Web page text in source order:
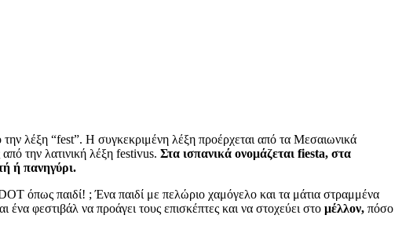
την λέξη “fest”. Η συγκεκριμένη λέξη προέρχεται από τα Μεσαιωνικά
την λατινική λέξη festivus. Στα ισπανικά ονομάζεται fiesta, στα
ή πανηγύρι.
όπως παιδί! ; Ένα παιδί με πελώριο χαμόγελο και τα μάτια στραμμένα
ένα φεστιβάλ να προάγει τους επισκέπτες και να στοχεύει στο μέλλον, πόσο